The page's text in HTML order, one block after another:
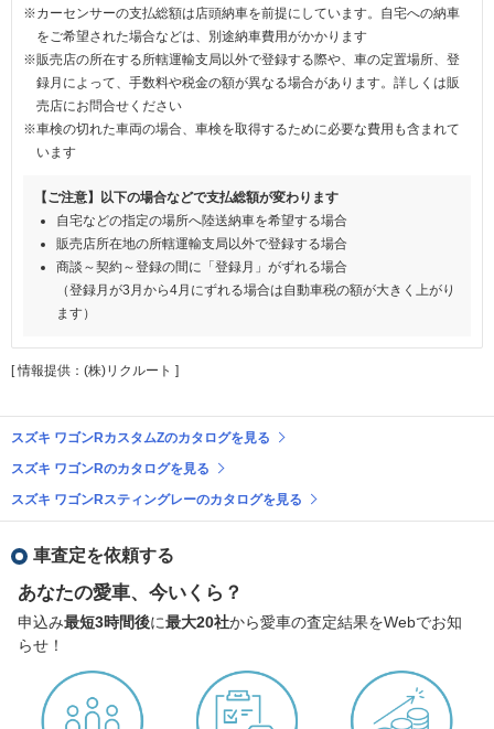
※カーセンサーの支払総額は店頭納車を前提にしています。自宅への納車
をご希望された場合などは、別途納車費用がかかります
※販売店の所在する所轄運輸支局以外で登録する際や、車の定置場所、登
録月によって、手数料や税金の額が異なる場合があります。詳しくは販
売店にお問合せください
※車検の切れた車両の場合、車検を取得するために必要な費用も含まれて
います
【ご注意】以下の場合などで支払総額が変わります
自宅などの指定の場所へ陸送納車を希望する場合
販売店所在地の所轄運輸支局以外で登録する場合
商談～契約～登録の間に「登録月」がずれる場合
（登録月が3月から4月にずれる場合は自動車税の額が大きく上がり
ます）
[ 情報提供：(株)リクルート ]
スズキ ワゴンRカスタムZのカタログを見る
スズキ ワゴンRのカタログを見る
スズキ ワゴンRスティングレーのカタログを見る
車査定を依頼する
あなたの愛車、今いくら？
申込み最短3時間後に最大20社から愛車の査定結果をWebでお知
らせ！